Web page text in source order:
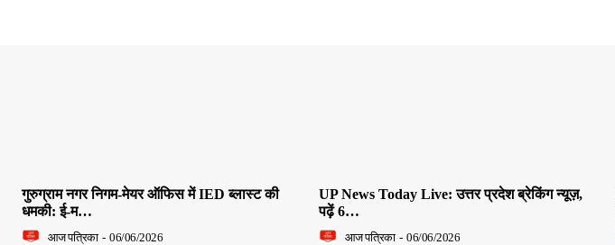
गुरुग्राम नगर निगम-मेयर ऑफिस में IED ब्लास्ट की
धमकी: ई-म…
आज पत्रिका - 06/06/2026
UP News Today Live: उत्तर प्रदेश ब्रेकिंग न्यूज़,
पढ़ें 6…
आज पत्रिका - 06/06/2026